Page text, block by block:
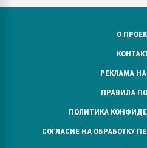
О
РЕКЛАМА
ПРАВИЛА
ПОЛИТИКА
СОГЛАСИЕ НА ОБРАБОТКУ